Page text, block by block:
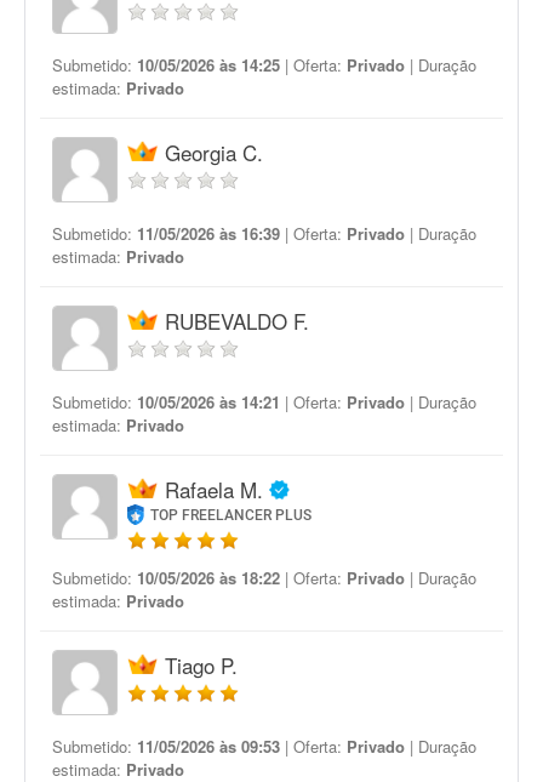
Submetido: 10/05/2026 às 14:25 | Oferta: Privado | Duração
estimada: Privado
Georgia C.
Submetido: 11/05/2026 às 16:39 | Oferta: Privado | Duração
estimada: Privado
RUBEVALDO F.
Submetido: 10/05/2026 às 14:21 | Oferta: Privado | Duração
estimada: Privado
Rafaela M.
TOP FREELANCER PLUS
Submetido: 10/05/2026 às 18:22 | Oferta: Privado | Duração
estimada: Privado
Tiago P.
Submetido: 11/05/2026 às 09:53 | Oferta: Privado | Duração
estimada: Privado